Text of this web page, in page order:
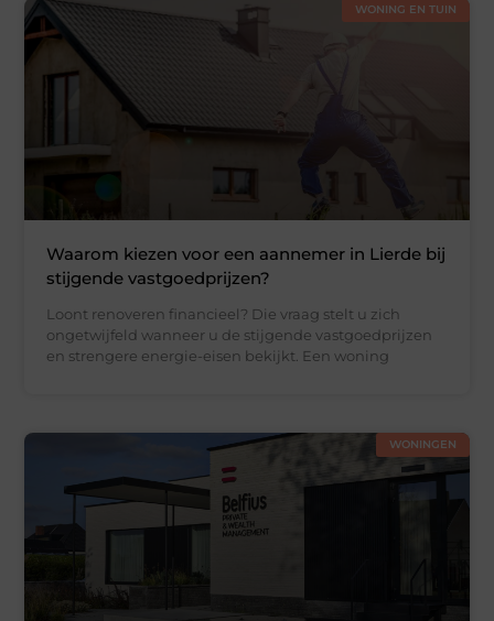
WONING EN TUIN
Waarom kiezen voor een aannemer in Lierde bij
stijgende vastgoedprijzen?
Loont renoveren financieel? Die vraag stelt u zich
ongetwijfeld wanneer u de stijgende vastgoedprijzen
en strengere energie-eisen bekijkt. Een woning
WONINGEN